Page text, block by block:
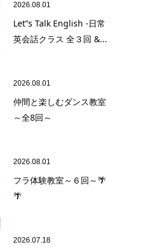
2026.08.01
Let”s Talk English -日常
英会話クラス 全３回 &...
2026.08.01
仲間と楽しむダンス教室
～全8回～
2026.08.01
フラ体験教室～６回～🌴
🌴
2026.07.18